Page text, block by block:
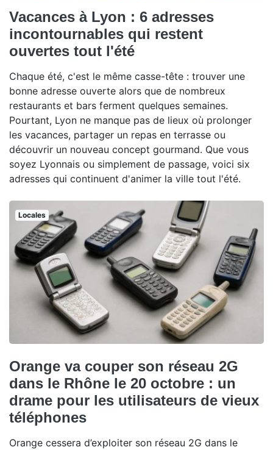
Vacances à Lyon : 6 adresses
incontournables qui restent
ouvertes tout l'été
Chaque été, c'est le même casse-tête : trouver une
bonne adresse ouverte alors que de nombreux
restaurants et bars ferment quelques semaines.
Pourtant, Lyon ne manque pas de lieux où prolonger
les vacances, partager un repas en terrasse ou
découvrir un nouveau concept gourmand. Que vous
soyez Lyonnais ou simplement de passage, voici six
adresses qui continuent d'animer la ville tout l'été.
Locales
Orange va couper son réseau 2G
dans le Rhône le 20 octobre : un
drame pour les utilisateurs de vieux
téléphones
Orange cessera d’exploiter son réseau 2G dans le